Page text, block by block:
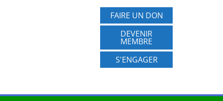
FAIRE UN DON
DEVENIR
MEMBRE
S'ENGAGER